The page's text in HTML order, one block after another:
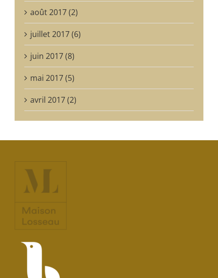
août 2017 (2)
juillet 2017 (6)
juin 2017 (8)
mai 2017 (5)
avril 2017 (2)